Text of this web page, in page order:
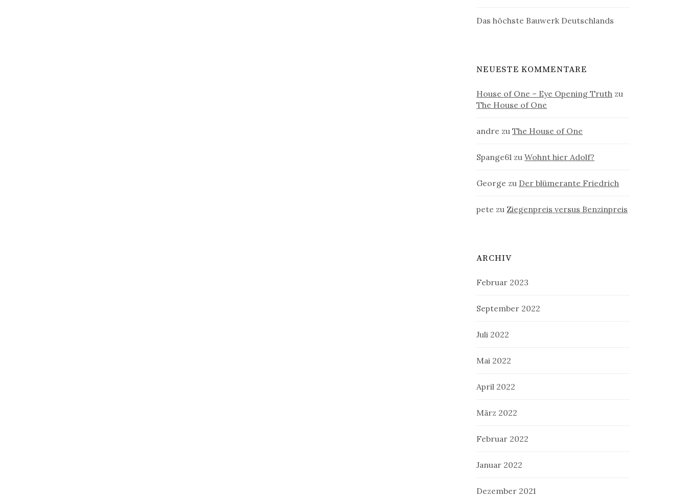
Das höchste Bauwerk Deutschlands
NEUESTE KOMMENTARE
House of One – Eye Opening Truth zu
The House of One
andre zuThe House of One
Spange61 zuWohnt hier Adolf?
George zu Der blümerante Friedrich
pete zu Ziegenpreis versus Benzinpreis
ARCHIV
Februar 2023
September 2022
Juli 2022
Mai 2022
April 2022
März 2022
Februar 2022
Januar 2022
Dezember 2021